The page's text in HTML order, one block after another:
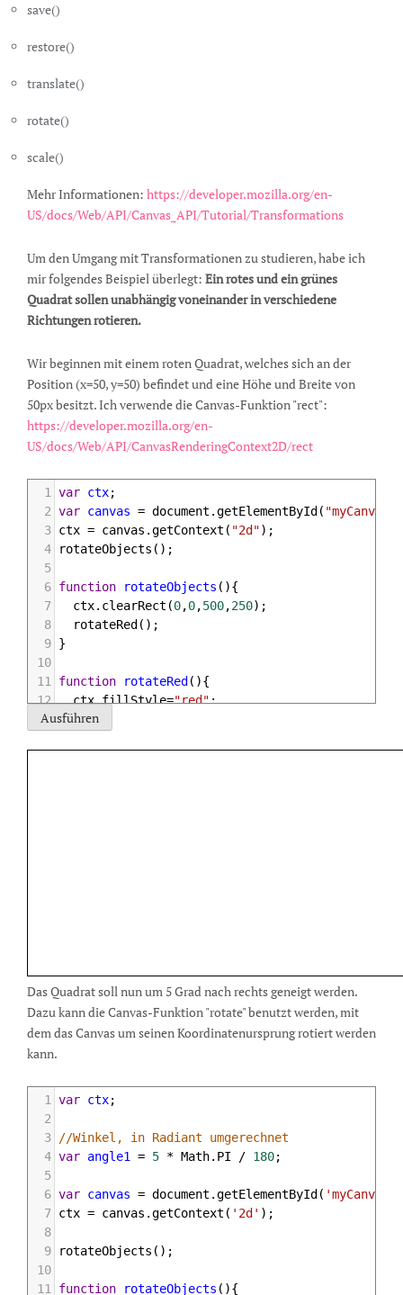
save()
restore()
translate()
rotate()
scale()
Mehr Informationen: https://developer.mozilla.org/en-
US/docs/Web/API/Canvas_API/Tutorial/Transformations
Um den Umgang mit Transformationen zu studieren, habe ich
mir folgendes Beispiel überlegt: Ein rotes und ein grünes
Quadrat sollen unabhängig voneinander in verschiedene
Richtungen rotieren.
Wir beginnen mit einem roten Quadrat, welches sich an der
Position (x=50, y=50) befindet und eine Höhe und Breite von
50px besitzt. Ich verwende die Canvas-Funktion "rect":
https://developer.mozilla.org/en-
US/docs/Web/API/CanvasRenderingContext2D/rect
1 var ctx;
2 var canvas = document .getElementById ( "myCanvas"
3 ctx = canvas .getContext ( "2d");
4
rotateObjects ();
5
6 function rotateObjects (){
7
ctx. clearRect (0,0,500,250);
8
rotateRed ();
9 }
10
11
function rotateRed (){
12
ctx.fillStyle="red";
13
ctx.
Das Quadrat soll nun um 5 Grad nach rechts geneigt werden.
Dazu kann die Canvas-Funktion "rotate" benutzt werden, mit
dem das Canvas um seinen Koordinatenursprung rotiert werden
kann.
1 var ctx;
2
3
//Winkel, in Radiant umgerechnet
4 var angle1 = 5 * Math. PI / 180;
5
6 var canvas = document .getElementById ( 'myCanvas2'
7 ctx = canvas .getContext ( '2d' );
8
9
rotateObjects ();
10
11
function rotateObjects (){